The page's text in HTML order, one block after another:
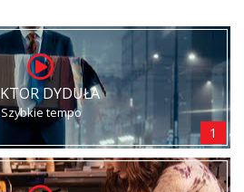
DYDUŁA
Szybkie tempo
1